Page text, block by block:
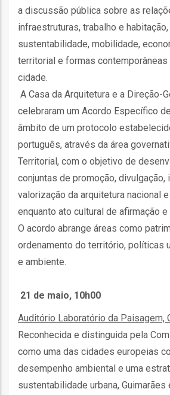
a discussão pública sobre as
infraestruturas, trabalho e
sustentabilidade, mobilidade,
territorial e formas
cidade.
A Casa da Arquitetura e a Direção-
celebraram um Acordo Específico
âmbito de um protocolo
português, através da área
Territorial, com o objetivo de
conjuntas de promoção, divulgação,
valorização da arquitetura nacional
enquanto ato cultural de afirmação
O acordo abrange áreas como
ordenamento do território, políticas
e ambiente.
21 de maio, 10h00
Auditório Laboratório da Paisagem,
Reconhecida e distinguida pela
como uma das cidades europeias
desempenho ambiental e uma
sustentabilidade urbana, Guimarães